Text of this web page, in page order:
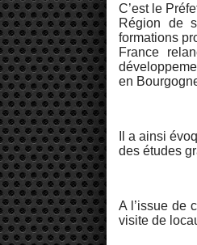
C’est le
Région de
formations
France
en
Il a ainsi
des études
A l’issue de
visite de